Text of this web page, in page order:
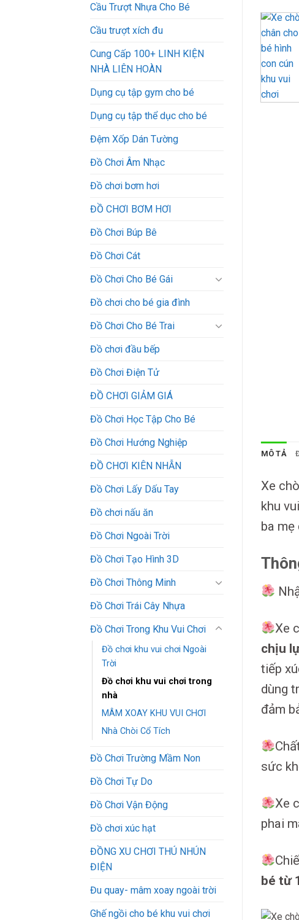
Cầu Trượt Nhựa Cho Bé
Cầu trượt xích đu
Cung Cấp 100+ LINH KIỆN
NHÀ LIÊN HOÀN
Dụng cụ tập gym cho bé
Dụng cụ tập thể dục cho bé
Đệm Xốp Dán Tường
Đồ Chơi Âm Nhạc
Đồ chơi bơm hơi
ĐỒ CHƠI BƠM HƠI
Đồ Chơi Búp Bê
Đồ Chơi Cát
Đồ Chơi Cho Bé Gái
Đồ chơi cho bé gia đình
Đồ Chơi Cho Bé Trai
Đồ chơi đầu bếp
Đồ Chơi Điện Tử
ĐỒ CHƠI GIẢM GIÁ
Đồ Chơi Học Tập Cho Bé
Đồ Chơi Hướng Nghiệp
ĐỒ CHƠI KIÊN NHẪN
Đồ Chơi Lấy Dấu Tay
Đồ chơi nấu ăn
Đồ Chơi Ngoài Trời
Đồ Chơi Tạo Hình 3D
Đồ Chơi Thông Minh
Đồ Chơi Trái Cây Nhựa
Đồ Chơi Trong Khu Vui Chơi
Đồ chơi khu vui chơi Ngoài
Trời
Đồ chơi khu vui chơi trong
nhà
MÂM XOAY KHU VUI CHƠI
Nhà Chòi Cổ Tích
Đồ Chơi Trường Mầm Non
Đồ Chơi Tự Do
Đồ Chơi Vận Động
Đồ chơi xúc hạt
ĐỒNG XU CHƠI THÚ NHÚN
ĐIỆN
Đu quay- mâm xoay ngoài trời
Ghế ngồi cho bé khu vui chơi
MÔ TẢ
Xe
khu
ba mẹ
Xe
chịu
tiếp
dùng
đảm
sức
Xe
phai
bé từ